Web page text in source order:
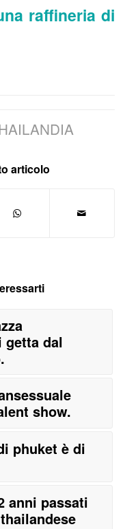
raffineria di
articolo
getta dal
show.
phuket è di
anni passati